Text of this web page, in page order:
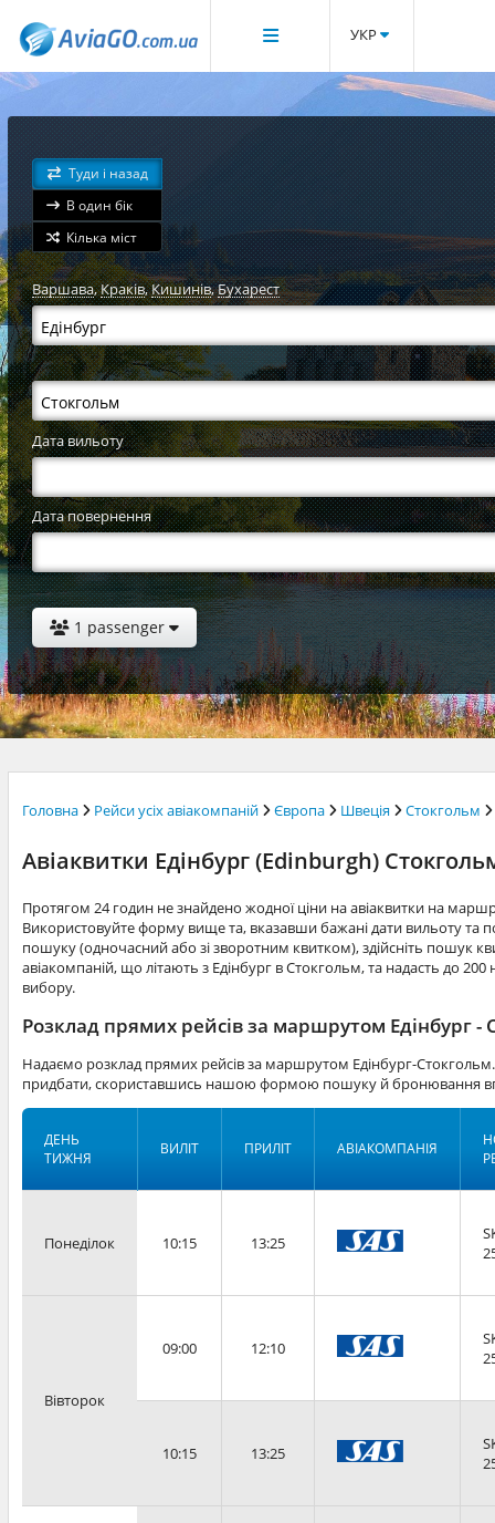
УКР
Туди і назад
В один бік
Кілька міст
Варшава,Краків,Кишинів,Бухарест
Дата вильоту
Дата повернення
1 passenger
Головна Рейси усіх авіакомпаній Європа Швеція Стокгольм
Авіаквитки Едінбург (Edinburgh)
Протягом 24 годин не знайдено жодної ціни на авіаквитки на
Використовуйте форму вище та, вказавши бажані дати вильоту та
пошуку (одночасний або зі зворотним квитком), здійсніть пошук
авіакомпаній, що літають з Едінбург в Стокгольм, та надасть до
вибору.
Розклад прямих рейсів за маршрутом Едінбург -
Надаємо розклад прямих рейсів за маршрутом Едінбург-
придбати, скориставшись нашою формою пошуку й бронювання
ДЕНЬ
ТИЖНЯ
ВИЛІТ ПРИЛІТ АВІАКОМПАНІЯ
Понеділок 10:15 13:25
Вівторок
09:00 12:10
10:15 13:25